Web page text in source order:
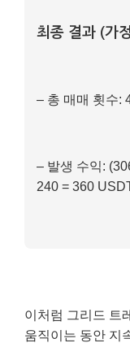
최종 결과 (가
– 총 매매 횟수:
– 발생 수익:
240 = 360
이처럼 그리드 트
움직이는 동안 지